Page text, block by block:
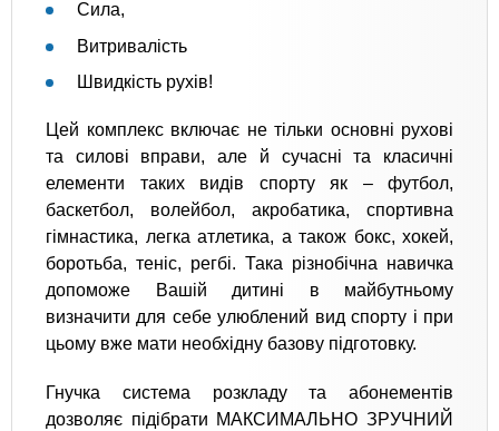
Сила,
Витривалість
Швидкість рухів!
Цей комплекс включає не тільки основні рухові
та силові вправи, але й сучасні та класичні
елементи таких видів спорту як – футбол,
баскетбол, волейбол, акробатика, спортивна
гімнастика, легка атлетика, а також бокс, хокей,
боротьба, теніс, регбі. Така різнобічна навичка
допоможе Вашій дитині в майбутньому
визначити для себе улюблений вид спорту і при
цьому вже мати необхідну базову підготовку.
Гнучка система розкладу та абонементів
дозволяє підібрати МАКСИМАЛЬНО ЗРУЧНИЙ